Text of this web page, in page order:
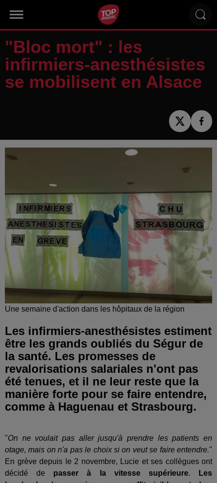
"Bloc mort" : les
infirmiers-anesthésistes
se mobilisent en Alsace
Une semaine d'action dans les hôpitaux de la région
Les infirmiers-anesthésistes estiment
être les grands oubliés du Ségur de
la santé. Les promesses de
revalorisations salariales n'ont pas
été tenues, et il ne leur reste que la
manière forte pour se faire entendre,
comme à Haguenau et Strasbourg.
"On ne voulait pas aller jusqu'à prendre les patients en
otage, mais on n'a pas le choix si on veut se faire entendre."
En grève depuis le 2 novembre, Lucie et ses collègues ont
décidé de passer à la vitesse supérieure.
Les